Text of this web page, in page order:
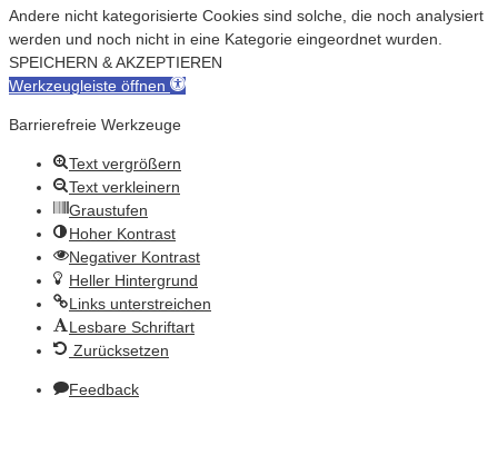
Andere nicht kategorisierte Cookies sind solche, die noch analysiert
werden und noch nicht in eine Kategorie eingeordnet wurden.
SPEICHERN & AKZEPTIEREN
Werkzeugleiste öffnen
Barrierefreie Werkzeuge
Text vergrößern
Text verkleinern
Graustufen
Hoher Kontrast
Negativer Kontrast
Heller Hintergrund
Links unterstreichen
Lesbare Schriftart
Zurücksetzen
Feedback